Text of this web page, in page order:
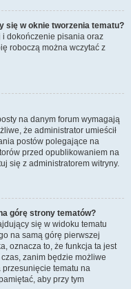
się w oknie tworzenia tematu?
dokończenie pisania oraz
roboczą można wczytać z
na danym forum wymagają
że administrator umieścił
postów polegające na
przed opublikowaniem na
się z administratorem witryny.
górę strony tematów?
się w widoku tematu
na samą górę pierwszej
oznacza to, że funkcja ta jest
zanim będzie możliwe
przesunięcie tematu na
aby przy tym